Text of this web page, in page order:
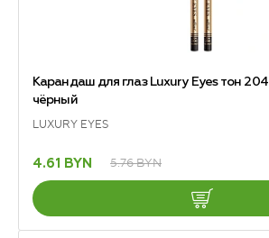
Карандаш для глаз Luxury Eyes тон 204
чёрный
LUXURY EYES
4.61 BYN 5.76 BYN